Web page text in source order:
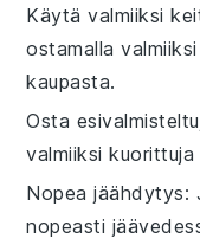
Käytä valmiiksi
ostamalla
kaupasta.
Osta
valmiiksi
Nopea jäähdytys:
nopeasti